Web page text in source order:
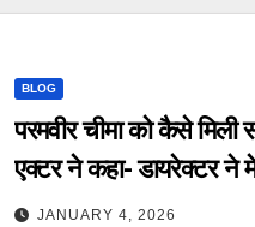
BLOG
परमवीर चीमा को कैसे
एक्टर ने कहा- डायरेक्टर
Cheema Reveals
JANUARY 4, 2026